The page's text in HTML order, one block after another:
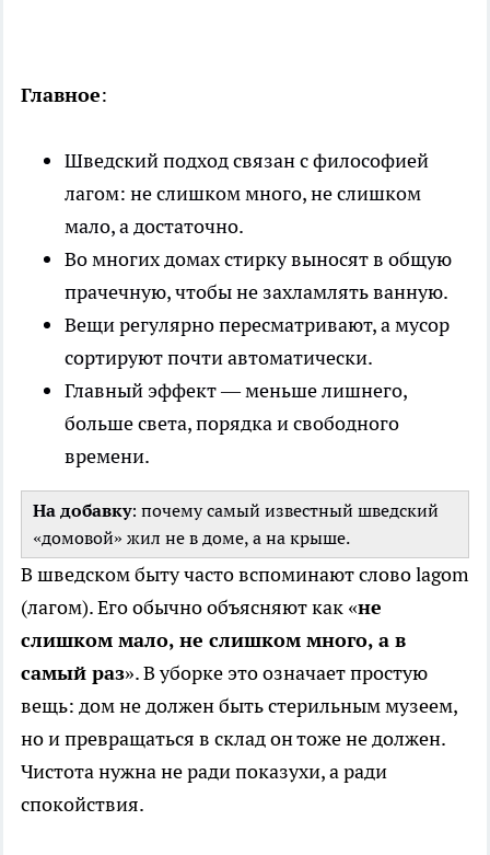
Главное:
Шведский подход связан с философией
лагом: не слишком много, не слишком
мало, а достаточно.
Во многих домах стирку выносят в общую
прачечную, чтобы не захламлять ванную.
Вещи регулярно пересматривают, а мусор
сортируют почти автоматически.
Главный эффект — меньше лишнего,
больше света, порядка и свободного
времени.
На добавку: почему самый известный шведский
«домовой» жил не в доме, а на крыше.
В шведском быту часто вспоминают слово lagom
(лагом). Его обычно объясняют как «не
слишком мало, не слишком много, а в
самый раз». В уборке это означает простую
вещь: дом не должен быть стерильным музеем,
но и превращаться в склад он тоже не должен.
Чистота нужна не ради показухи, а ради
спокойствия.